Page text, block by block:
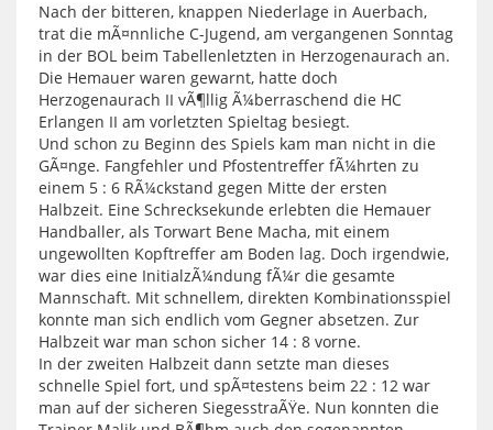
Nach der bitteren, knappen Niederlage in Auerbach,
trat die mÃ¤nnliche C-Jugend, am vergangenen Sonntag
in der BOL beim Tabellenletzten in Herzogenaurach an.
Die Hemauer waren gewarnt, hatte doch
Herzogenaurach II vÃ¶llig Ã¼berraschend die HC
Erlangen II am vorletzten Spieltag besiegt.
Und schon zu Beginn des Spiels kam man nicht in die
GÃ¤nge. Fangfehler und Pfostentreffer fÃ¼hrten zu
einem 5 : 6 RÃ¼ckstand gegen Mitte der ersten
Halbzeit. Eine Schrecksekunde erlebten die Hemauer
Handballer, als Torwart Bene Macha, mit einem
ungewollten Kopftreffer am Boden lag. Doch irgendwie,
war dies eine InitialzÃ¼ndung fÃ¼r die gesamte
Mannschaft. Mit schnellem, direkten Kombinationsspiel
konnte man sich endlich vom Gegner absetzen. Zur
Halbzeit war man schon sicher 14 : 8 vorne.
In der zweiten Halbzeit dann setzte man dieses
schnelle Spiel fort, und spÃ¤testens beim 22 : 12 war
man auf der sicheren SiegesstraÃŸe. Nun konnten die